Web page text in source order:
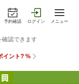
予約確認 ログイン メニュー